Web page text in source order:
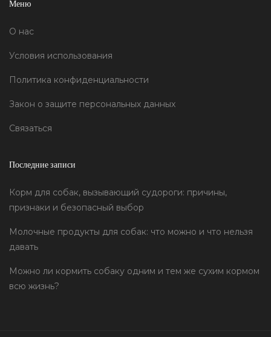
Меню
О нас
Условия использования
Политика конфиденциальности
Закон о защите персональных данных
Связаться
Последние записи
Корм для собак, вызывающий судороги: причины,
признаки и безопасный выбор
Молочные продукты для собак: что можно и что нельзя
давать
Можно ли кормить собаку одним и тем же сухим кормом
всю жизнь?